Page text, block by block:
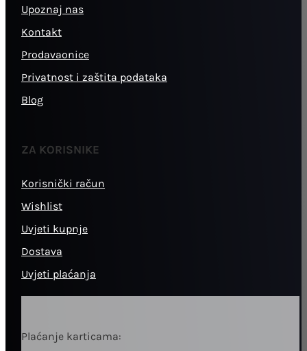
Upoznaj nas
Kontakt
Prodavaonice
Privatnost i zaštita podataka
Blog
ZA KORISNIKE
Korisnički račun
Wishlist
Uvjeti kupnje
Dostava
Uvjeti plaćanja
Plaćanje karticama: